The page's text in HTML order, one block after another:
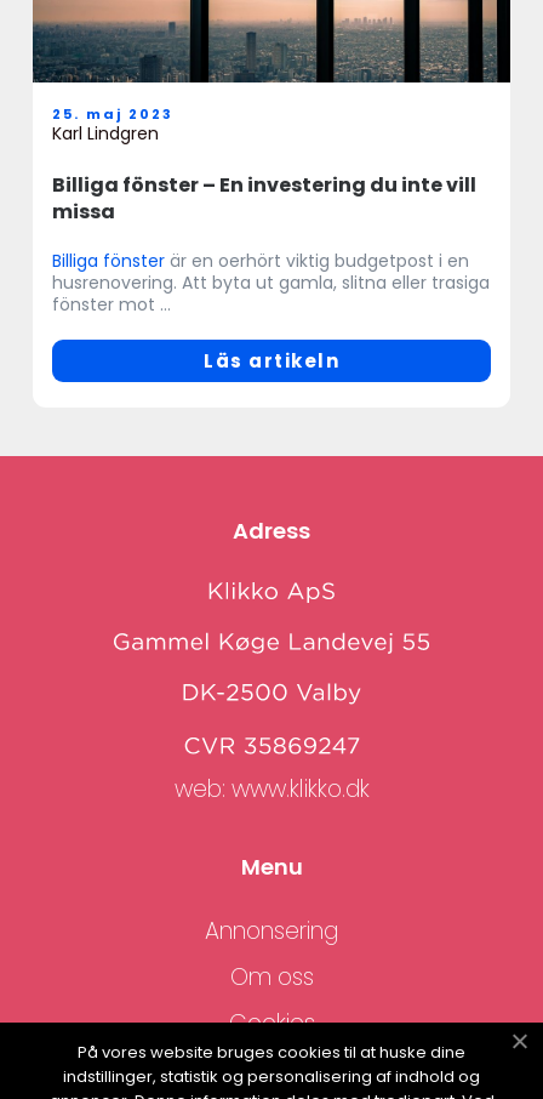
Billiga fönster – En investering du inte vill
missa
25. maj 2023
Karl Lindgren
Billiga fönster är en oerhört viktig budgetpost i en
husrenovering. Att byta ut gamla, slitna eller trasiga
fönster mot ...
Läs artikeln
Adress
web: www.klikko.dk
Menu
Annonsering
Om oss
Cookies
Kontakta oss
På vores website bruges cookies til at huske dine
indstillinger, statistik og personalisering af indhold og